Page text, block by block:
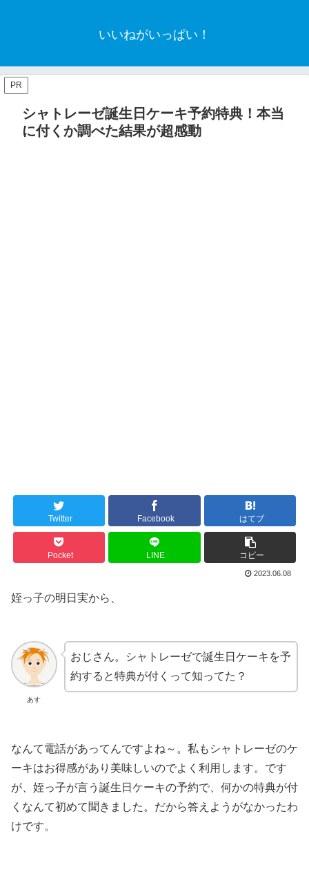
いいねがいっぱい！
PR
シャトレーゼ誕生日ケーキ予約特典！本当
に付くか調べた結果が超感動
Twitter Facebook はてブ
Pocket LINE コピー
2023.06.08
姪っ子の明日実から、
あす
おじさん。シャトレーゼで誕生日ケーキを予
約すると特典が付くって知ってた？
なんて電話があってんですよね～。私もシャトレーゼのケ
ーキはお得感があり美味しいのでよく利用します。です
が、姪っ子が言う誕生日ケーキの予約で、何かの特典が付
くなんて初めて聞きました。だから答えようがなかったわ
けです。